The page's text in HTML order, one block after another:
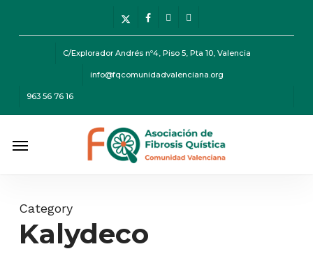
x-
facebookinstagramtelegram
C/Explorador Andrés nº4, Piso 5, Pta 10, Valencia
info@fqcomunidadvalenciana.org
963 56 76 16
Menu
Category
Kalydeco